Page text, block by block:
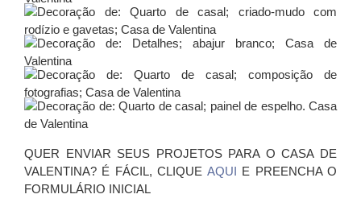
QUER ENVIAR SEUS PROJETOS PARA O CASA DE
VALENTINA? É FÁCIL, CLIQUE AQUI E PREENCHA O
FORMULÁRIO INICIAL